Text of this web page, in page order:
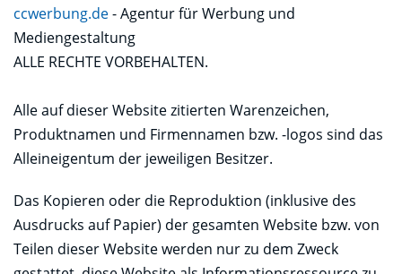
ccwerbung.de- Agentur für Werbung und
Mediengestaltung
ALLE RECHTE VORBEHALTEN.
Alle auf dieser Website zitierten Warenzeichen,
Produktnamen und Firmennamen bzw. -logos sind das
Alleineigentum der jeweiligen Besitzer.
Das Kopieren oder die Reproduktion (inklusive des
Ausdrucks auf Papier) der gesamten Website bzw. von
Teilen dieser Website werden nur zu dem Zweck